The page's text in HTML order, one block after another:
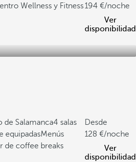
Wellness y Fitness194
/noche
Ver
disponibilidad
de Salamanca4 salas
equipadasMenús
de coffee breaks
Desde
128
/noche
Ver
disponibilidad